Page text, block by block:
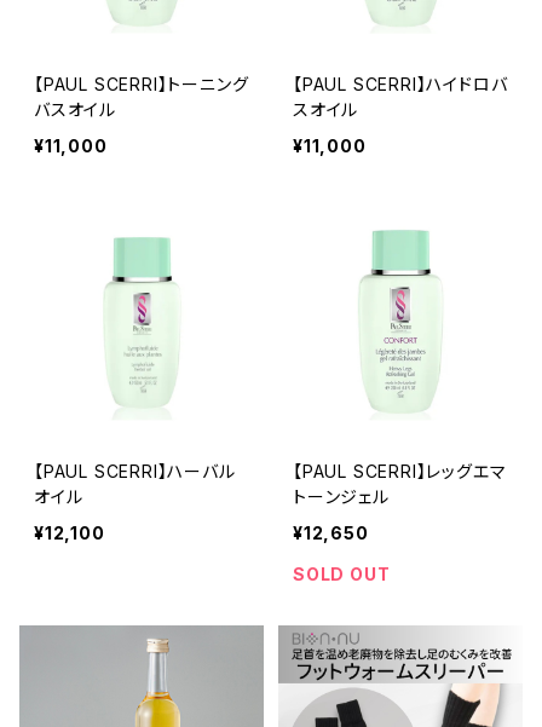
【PAUL SCERRI】トーニング
バスオイル
¥11,000
【PAUL SCERRI】ハイドロバ
スオイル
¥11,000
【PAUL SCERRI】ハーバル
オイル
¥12,100
【PAUL SCERRI】レッグエマ
トーンジェル
¥12,650
SOLD OUT